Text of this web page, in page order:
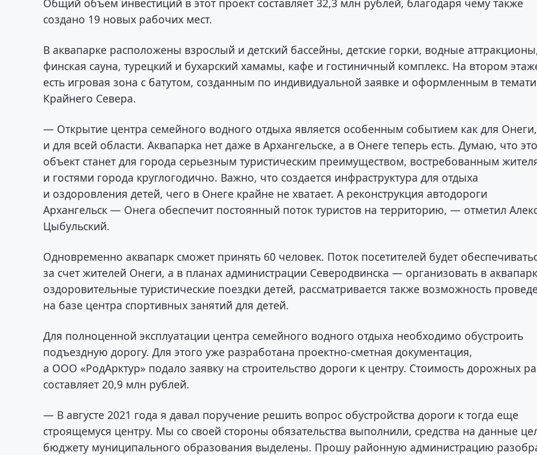
создано 19 новых рабочих мест.
В аквапарке расположены взрослый и детский бассейны, детские горки, водные
финская сауна, турецкий и бухарский хамамы, кафе и гостиничный комплекс. На втором
есть игровая зона с батутом, созданным по индивидуальной заявке и оформленным в
Крайнего Севера.
— Открытие центра семейного водного отдыха является особенным событием как для
и для всей области. Аквапарка нет даже в Архангельске, а в Онеге теперь есть. Думаю, что
объект станет для города серьезным туристическим преимуществом, востребованным
и гостями города круглогодично. Важно, что создается инфраструктура для отдыха
и оздоровления детей, чего в Онеге крайне не хватает. А реконструкция автодороги
Архангельск — Онега обеспечит постоянный поток туристов на территорию, — отметил
Цыбульский.
Одновременно аквапарк сможет принять 60 человек. Поток посетителей будет
за счет жителей Онеги, а в планах администрации Северодвинска — организовать в аквапарк
оздоровительные туристические поездки детей, рассматривается также возможность
на базе центра спортивных занятий для детей.
Для полноценной эксплуатации центра семейного водного отдыха необходимо обустроить
подъездную дорогу. Для этого уже разработана проектно-сметная документация,
а ООО «РодАрктур» подало заявку на строительство дороги к центру. Стоимость дорожных
составляет 20,9 млн рублей.
— В августе 2021 года я давал поручение решить вопрос обустройства дороги к тогда еще
строящемуся центру. Мы со своей стороны обязательства выполнили, средства на данные
бюджету муниципального образования выделены. Прошу районную администрацию